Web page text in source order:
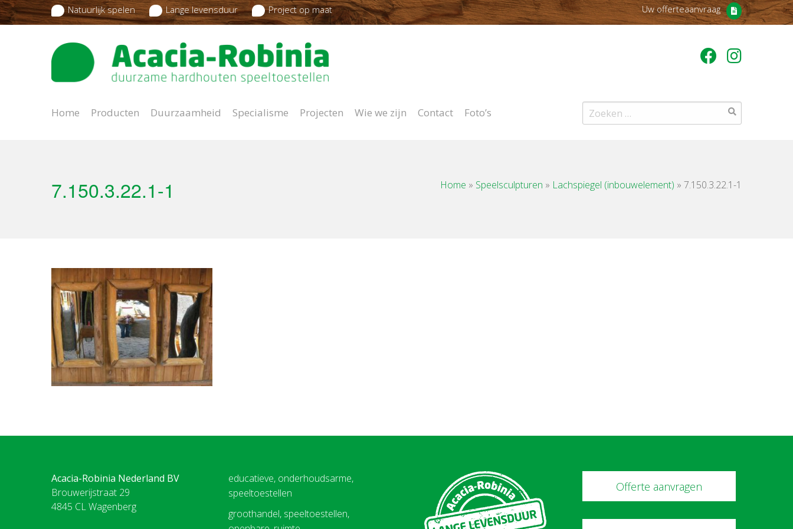
Natuurlijk spelen Lange levensduur Project op maat Uw offerteaanvraag
Home Producten Duurzaamheid Specialisme Projecten Wie we zijn Contact Foto’s
Zoeken
naar:
7.150.3.22.1-1 Home » Speelsculpturen » Lachspiegel (inbouwelement) » 7.150.3.22.1-1
Acacia-Robinia Nederland BV
Brouwerijstraat 29
4845 CL Wagenberg
educatieve, onderhoudsarme,
speeltoestellen
groothandel, speeltoestellen,
Offerte aanvragen